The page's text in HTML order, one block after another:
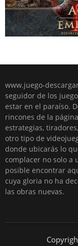
www.juego-
seguidor de los
estar en el paraíso.
rincones de la
estrategias,
otro tipo de
donde ubicarás lo
complacer no solo a
posible encontrar
cuya gloria no ha
las obras nuevas.